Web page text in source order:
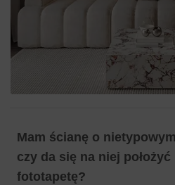
Mam ścianę o
czy da się na niej położyć
fototapetę?